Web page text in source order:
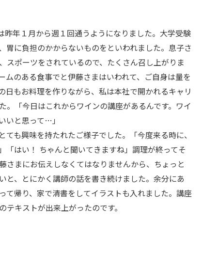
年１月から週１回通うようになりました。大学受験
胃に負担のかからないものをといわれました。息子さ
スポーツをされているので、たくさん召し上がりま
ムのある食事でと伊藤さまはいわれて、ご自身は量を
日もお料理を作りながら、私は本社で開かれるキャリ
。「今日はこれからワインの講座があるんです。ワイ
いと思って…」
ても興味を持たれたご様子でした。「今度来る時に、
「はい！ ちゃんと聞いてきますね」調理が終ってそ
さまにお伝えしなくてはなりませんから、ちょっと
と、とにかく講師の話を書き続けました。余分にあ
て帰り、家で清書をしてイラストも入れました。講座
キストが出来上がったのです。